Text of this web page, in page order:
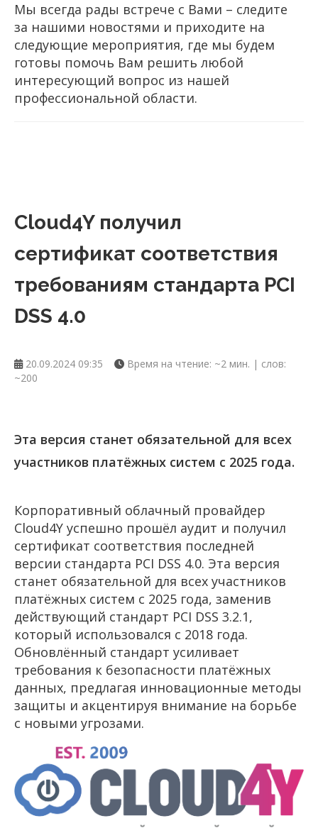
Мы всегда рады встрече с Вами – следите
за нашими новостями и приходите на
следующие мероприятия, где мы будем
готовы помочь Вам решить любой
интересующий вопрос из нашей
профессиональной области.
Cloud4Y получил
сертификат соответствия
требованиям стандарта PCI
DSS 4.0
20.09.2024 09:35
Время на чтение: ~2 мин. | слов:
~200
Эта версия станет обязательной для всех
участников платёжных систем с 2025 года.
Корпоративный облачный провайдер
Cloud4Y успешно прошёл аудит и получил
сертификат соответствия последней
версии стандарта PCI DSS 4.0. Эта версия
станет обязательной для всех участников
платёжных систем с 2025 года, заменив
действующий стандарт PCI DSS 3.2.1,
который использовался с 2018 года.
Обновлённый стандарт усиливает
требования к безопасности платёжных
данных, предлагая инновационные методы
защиты и акцентируя внимание на борьбе
с новыми угрозами.